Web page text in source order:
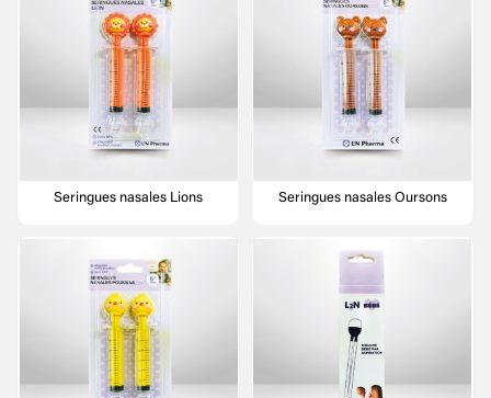
Seringues nasales Lions Seringues nasales Oursons